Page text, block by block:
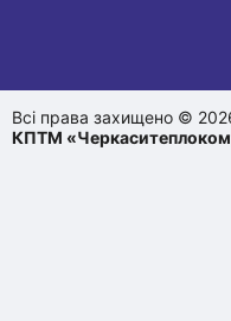
Всі права захищено ©
КПТМ